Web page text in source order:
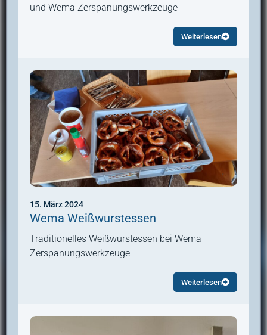
und Wema Zerspanungswerkzeuge
Weiterlesen
15. März 2024
Wema Weißwurstessen
Traditionelles Weißwurstessen bei Wema
Zerspanungswerkzeuge
Weiterlesen